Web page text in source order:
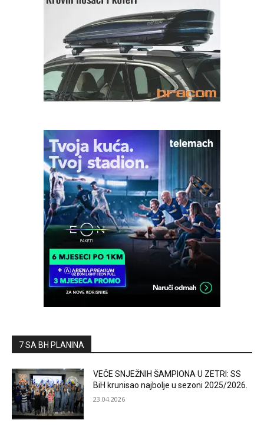
7 SA BH PLANINA
VEČE SNJEŽNIH ŠAMPIONA U ZETRI: SS
BiH krunisao najbolje u sezoni 2025/2026.
23.04.2026